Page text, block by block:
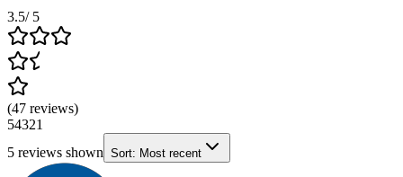
3.5/ 5
(47 reviews)
54321
5 reviews shown Sort: Most recent